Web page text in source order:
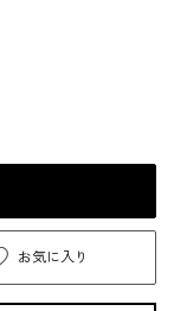
お気に入り